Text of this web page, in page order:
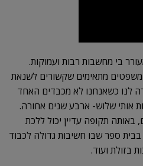
בי מחשבות רבות ועמוקות.
משפטים מתאימים שקשורים לשנאת
לנו כשאנחנו לא מכבדים האחד
אותי שלוש- ארבע שנים אחורה.
באותה תקופה עדיין יכול ללכת
ספר שבו חשיבות גדולה לכבוד
בזולת ועוד.